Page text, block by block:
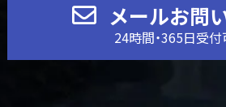
メールお問
24時間・365日受